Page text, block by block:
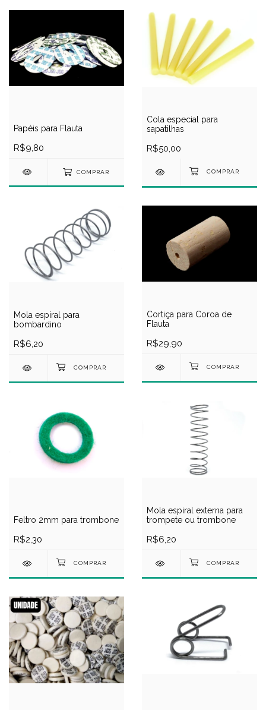
Papéis para Flauta
R$9,80
COMPRAR
Cola especial para
sapatilhas
R$50,00
Mola espiral para
bombardino
R$6,20
Cortiça para Coroa de
Flauta
R$29,90
Feltro 2mm para trombone
R$2,30
Mola espiral externa para
trompete ou trombone
R$6,20